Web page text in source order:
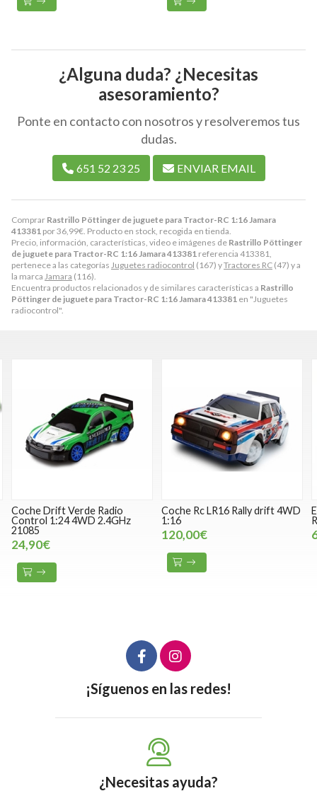
Comprar Rastrillo Pöttinger de juguete para Tractor-RC 1:16 Jamara
413381 por36,99€ . Producto en stock, recogida en tienda.
Precio, información, características, video e imágenes de Rastrillo Pöttinger
de juguete para Tractor-RC 1:16 Jamara 413381 referencia 413381,
pertenece a las categorías Juguetes radiocontrol (167) yTractores RC (47) y a
la marca Jamara (116).
Encuentra productos relacionados y de similares características a Rastrillo
Pöttinger de juguete para Tractor-RC 1:16 Jamara 413381 en "Juguetes
radiocontrol".
¿Alguna duda? ¿Necesitas
asesoramiento?
Ponte en contacto con nosotros y resolveremos tus
dudas.
651 52 23 25 ENVIAR EMAIL
Coche Rc LR16 Rally drift 4WD
1:16
120,00€
Excavadora JCB 1:20 2,4GHz
Radiocontrol JAMARA
64,99€
¡Síguenos en las redes!
¿Necesitas ayuda?